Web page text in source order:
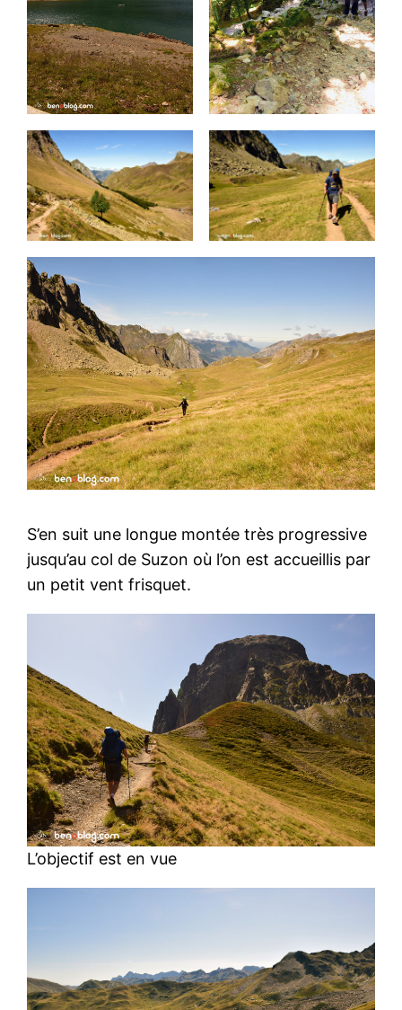
S’en suit une longue montée très progressive
jusqu’au col de Suzon où l’on est accueillis par
un petit vent frisquet.
L’objectif est en vue